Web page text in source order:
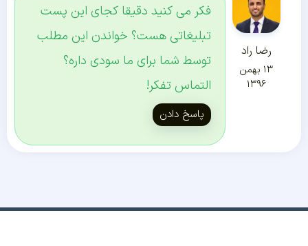
رضا راد
۱۳ بهمن
۱۳۹۶
فکر می کنید دقیقا کجای این پست
تبلیغاتی هست؟ خواندن این مطلب
توسط شما برای ما سودی داره؟
التماس تفکر!
پاسخ دادن